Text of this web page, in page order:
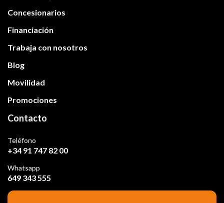
Concesionarios
Financiación
Trabaja con nosotros
Blog
Movilidad
Promociones
Contacto
Teléfono
+34 91 747 82 00
Whatsapp
649 343 555